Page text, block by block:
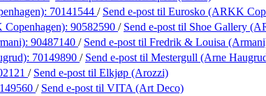
70141544 / Send e-post til Eurosko (ARKK
90582590 / Send e-post til Shoe Gallery
90487140 / Send e-post til Fredrik & Louisa
70149890 / Send e-post til Mestergull (Arne
/ Send e-post til Elkjøp (Arozzi)
/ Send e-post til VITA (Art Deco)